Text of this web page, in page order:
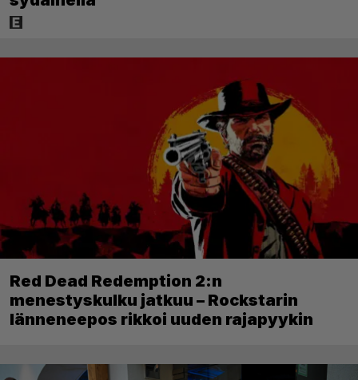
Red Dead Redemption 2:n
menestyskulku jatkuu – Rockstarin
länneneepos rikkoi uuden rajapyykin